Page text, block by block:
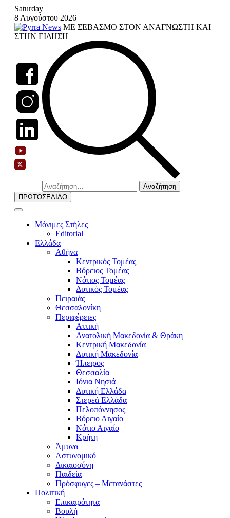
Skip
content
Saturday
8 Αυγούστου 2026
ΜΕ ΣΕΒΑΣΜΟ ΣΤΟΝ ΑΝΑΓΝΩΣΤΗ ΚΑΙ
ΣΤΗΝ ΕΙΔΗΣΗ
Αναζήτηση
για:
ΠΡΩΤΟΣΕΛΙΔΟ
Μόνιμες Στήλες
Editorial
Ελλάδα
Αθήνα
Κεντρικός Τομέας
Βόρειος Τομέας
Νότιος Τομέας
Δυτικός Τομέας
Πειραιάς
Θεσσαλονίκη
Περιφέρειες
Αττική
Ανατολική Μακεδονία & Θράκη
Κεντρική Μακεδονία
Δυτική Μακεδονία
Ήπειρος
Θεσσαλία
Ιόνια Νησιά
Δυτική Ελλάδα
Στερεά Ελλάδα
Πελοπόννησος
Βόρειο Αιγαίο
Νότιο Αιγαίο
Κρήτη
Άμυνα
Αστυνομικό
Δικαιοσύνη
Παιδεία
Πρόσφυγες – Μετανάστες
Πολιτική
Επικαιρότητα
Βουλή